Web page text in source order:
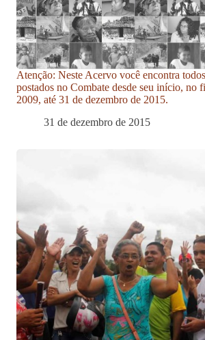
Atenção: Neste Acervo você encontra
postados no Combate desde seu início, no
2009, até 31 de dezembro de 2015.
31 de dezembro de 2015